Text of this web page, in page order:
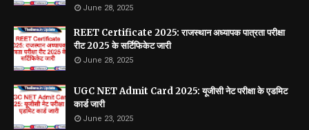
June 28, 2025
REET Certificate 2025: राजस्थान अध्यापक पात्रता परीक्षा
रीट 2025 के सर्टिफिकेट जारी
June 28, 2025
UGC NET Admit Card 2025: यूजीसी नेट परीक्षा के एडमिट
कार्ड जारी
June 23, 2025